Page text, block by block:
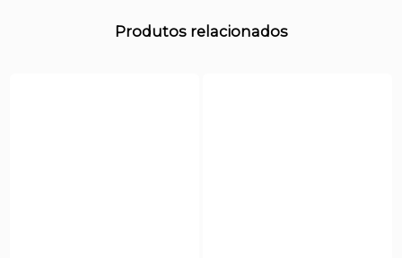
Produtos relacionados